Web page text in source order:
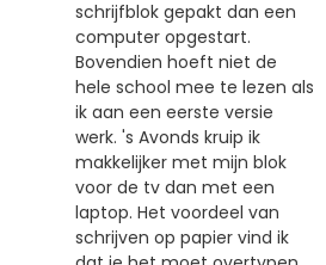
schrijfblok gepakt dan een
computer opgestart.
Bovendien hoeft niet de
hele school mee te lezen als
ik aan een eerste versie
werk. 's Avonds kruip ik
makkelijker met mijn blok
voor de tv dan met een
laptop. Het voordeel van
schrijven op papier vind ik